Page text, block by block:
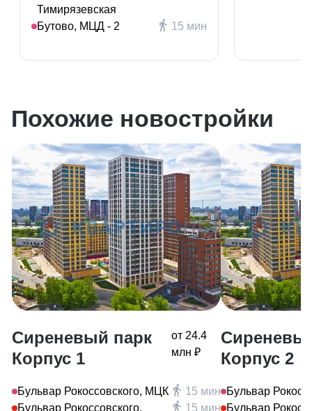
Тимирязевская
Бутово, МЦД - 2 15 мин
Похожие новостройки
Сиреневый парк
Корпус 1
от 24.4
млн ₽
Бульвар Рокоссовского, МЦК
15 мин
Бульвар Рокоссовского,
15 мин
Корпус 2
Бульвар
Бульвар